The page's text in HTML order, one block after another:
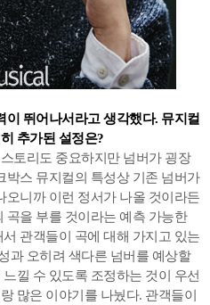
뛰어나서라고 생각했다. 뮤지컬
추가된 설정은?
토리도 중요하지만 넘버가 굉장
박스 뮤지컬의 특성상 기존 넘버가
오니까 이런 정서가 나올 것이라든
곡을 부를 것이라는 예측 가능한
관객들이 곡에 대해 가지고 있는
과 오히려 색다른 넘버를 예상할
낄 수 있도록 조정하는 것이 우선
많은 이야기를 나눴다. 관객들이